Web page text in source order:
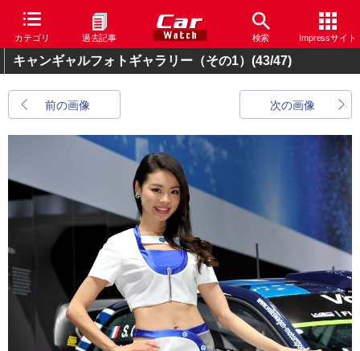
カテゴリ 過去記事 検索 Impressサイト
キャンギャルフォトギャラリー（その1） (43/47)
前の画像 次の画像